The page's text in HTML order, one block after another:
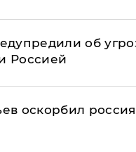
об
Россией
оскорбил